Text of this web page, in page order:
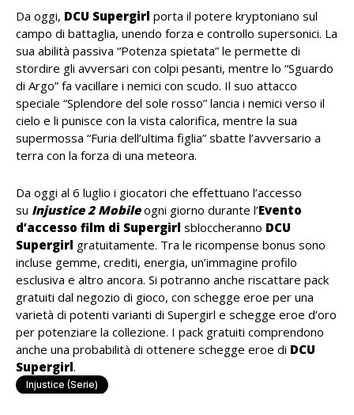
Da oggi, DCU Supergirl porta il potere kryptoniano sul
campo di battaglia, unendo forza e controllo supersonici. La
sua abilità passiva “Potenza spietata” le permette di
stordire gli avversari con colpi pesanti, mentre lo “Sguardo
di Argo” fa vacillare i nemici con scudo. Il suo attacco
speciale “Splendore del sole rosso” lancia i nemici verso il
cielo e li punisce con la vista calorifica, mentre la sua
supermossa “Furia dell’ultima figlia” sbatte l’avversario a
terra con la forza di una meteora.
Da oggi al 6 luglio i giocatori che effettuano l’accesso
su Injustice 2 Mobileogni giorno durante l’Evento
d’accesso film di Supergirl sbloccheranno DCU
Supergirl gratuitamente. Tra le ricompense bonus sono
incluse gemme, crediti, energia, un’immagine profilo
esclusiva e altro ancora. Si potranno anche riscattare pack
gratuiti dal negozio di gioco, con schegge eroe per una
varietà di potenti varianti di Supergirl e schegge eroe d’oro
per potenziare la collezione. I pack gratuiti comprendono
anche una probabilità di ottenere schegge eroe di DCU
Supergirl.
Injustice (serie)